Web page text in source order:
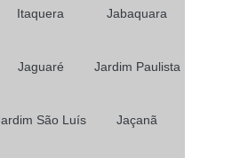
Itaquera Jabaquara
Jaguaré Jardim Paulista
São Luís Jaçanã